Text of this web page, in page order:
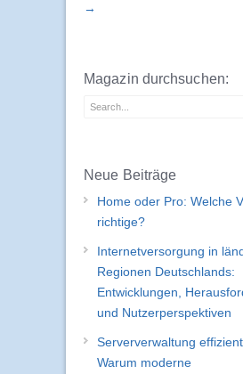
→
Magazin durchsuchen:
Neue Beiträge
Home oder Pro: Welche
richtige?
Internetversorgung in
Regionen Deutschlands:
Entwicklungen,
und Nutzerperspektiven
Serververwaltung
Warum moderne